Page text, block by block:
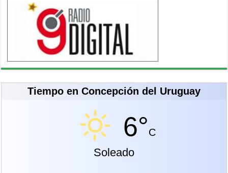
Tiempo en Concepción del Uruguay
6°C
Soleado